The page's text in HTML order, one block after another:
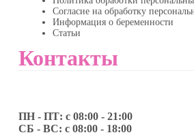
Согласие на обработку
Информация о беременности
Статьи
Контакты
ПН - ПТ: с 08:00 - 21:00
СБ - ВС: с 08:00 - 18:00